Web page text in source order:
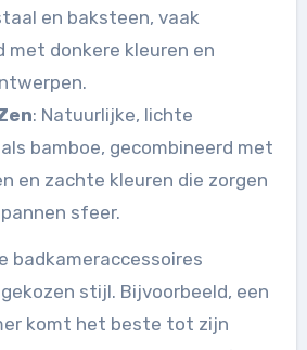
en baksteen, vaak
met donkere kleuren en
: Natuurlijke, lichte
bamboe, gecombineerd met
en zachte kleuren die zorgen
sfeer.
badkameraccessoires
stijl. Bijvoorbeeld, een
komt het beste tot zijn